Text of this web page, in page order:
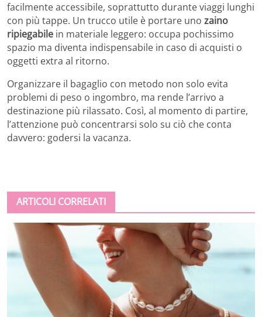
facilmente accessibile, soprattutto durante viaggi lunghi
con più tappe. Un trucco utile è portare uno zaino
ripiegabile in materiale leggero: occupa pochissimo
spazio ma diventa indispensabile in caso di acquisti o
oggetti extra al ritorno.
Organizzare il bagaglio con metodo non solo evita
problemi di peso o ingombro, ma rende l’arrivo a
destinazione più rilassato. Così, al momento di partire,
l’attenzione può concentrarsi solo su ciò che conta
davvero: godersi la vacanza.
ARTICOLI CORRELATI